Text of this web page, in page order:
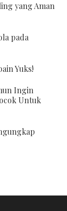
yang Aman
pada
Yuks!
Ingin
Untuk